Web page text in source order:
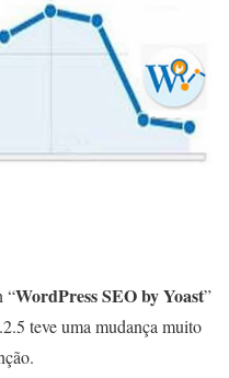
“WordPress SEO by Yoast”
teve uma mudança muito